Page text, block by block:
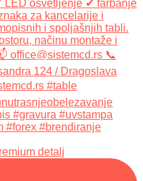
detalj